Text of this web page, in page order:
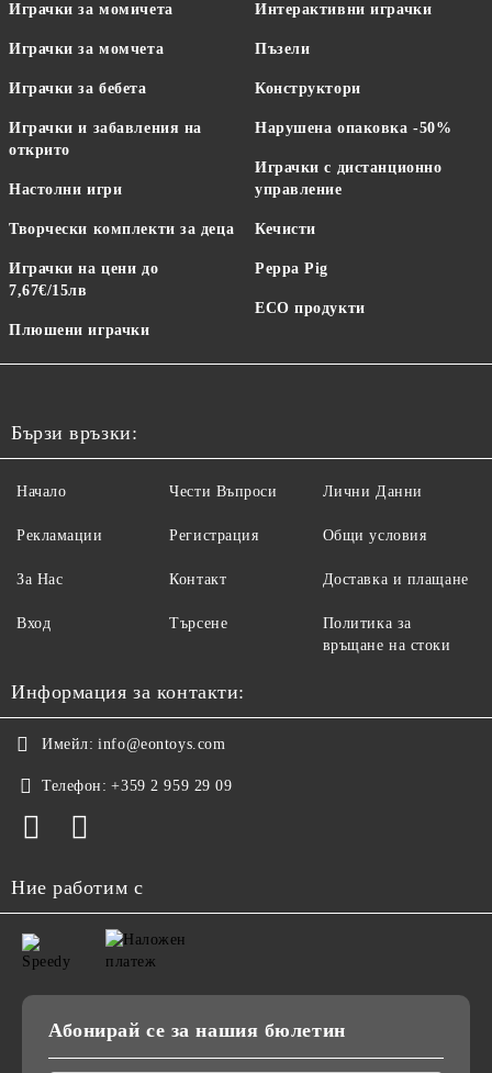
Играчки за момичета
Играчки за момчета
Играчки за бебета
Играчки и забавления на
открито
Настолни игри
Творчески комплекти за деца
Играчки на цени до
7,67€/15лв
Плюшени играчки
Интерактивни играчки
Пъзели
Конструктори
Нарушена опаковка -50%
Играчки с дистанционно
управление
Кечисти
Peppa Pig
ECO продукти
Бързи връзки:
Начало
Рекламации
За Нас
Вход
Чести Въпроси
Регистрация
Контакт
Търсене
Лични Данни
Общи условия
Доставка и плащане
Политика за
връщане на стоки
Информация за контакти:
Имейл: info@eontoys.com
Телефон: +359 2 959 29 09
Ние работим с
Абонирай се за нашия бюлетин